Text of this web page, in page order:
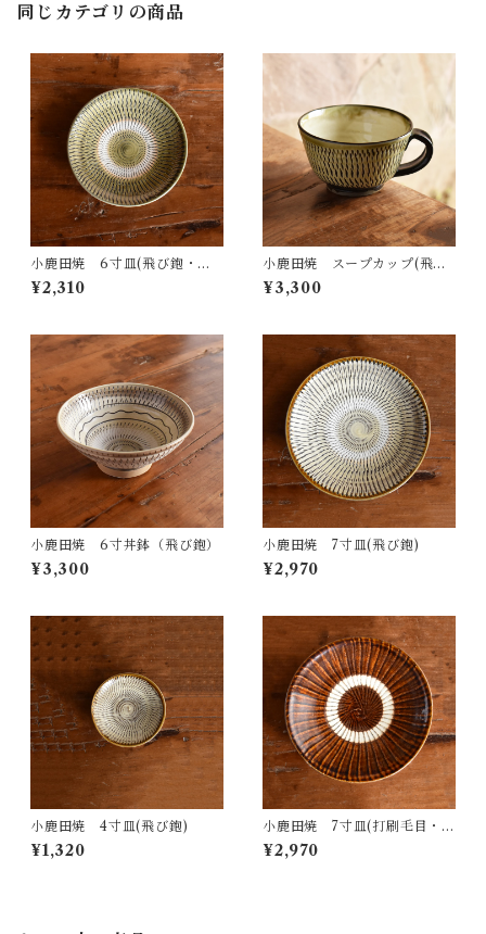
同じカテゴリの商品
小鹿田焼 6寸皿(飛び鉋・グ
リーン)
¥2,310
小鹿田焼 スープカップ(飛び
鉋・グリーン)
¥3,300
小鹿田焼 6寸丼鉢（飛び鉋）
¥3,300
小鹿田焼 7寸皿(飛び鉋)
¥2,970
小鹿田焼 4寸皿(飛び鉋)
¥1,320
小鹿田焼 7寸皿(打刷毛目・
飴)
¥2,970